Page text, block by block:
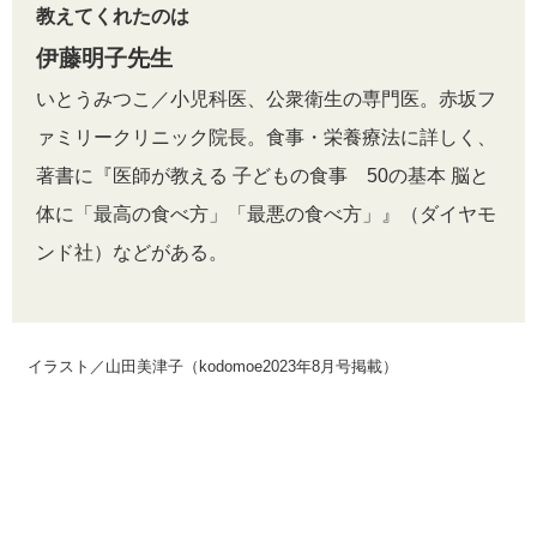
教えてくれたのは
伊藤明子先生
いとうみつこ／小児科医、公衆衛生の専門医。赤坂フ
ァミリークリニック院長。食事・栄養療法に詳しく、
著書に『医師が教える 子どもの食事 50の基本 脳と
体に「最高の食べ方」「最悪の食べ方」』（ダイヤモ
ンド社）などがある。
イラスト／山田美津子（kodomoe2023年8月号掲載）